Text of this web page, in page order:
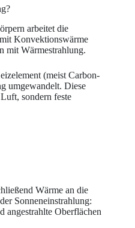
arbeitet die
Konvektionswärme
mit Wärmestrahlung.
(meist Carbon-
umgewandelt. Diese
sondern feste
Wärme an die
Sonneneinstrahlung:
Oberflächen